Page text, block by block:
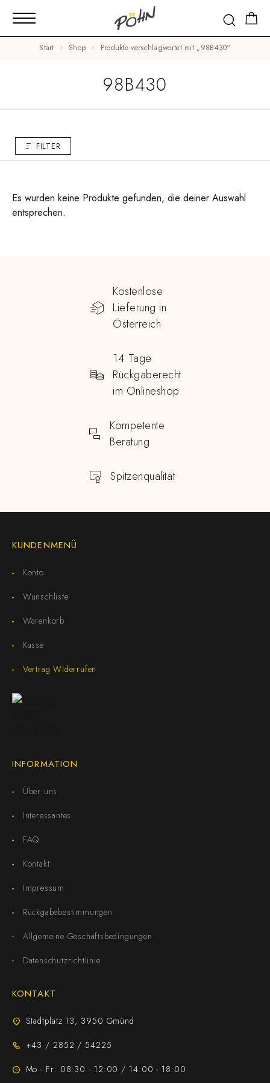
Start Shop Produkte verschlagwortet mit „98B430“
98B430
FILTER
Es wurden keine Produkte gefunden, die deiner Auswahl
entsprechen.
Kostenlose
Lieferung in
Österreich
14 Tage
Rückgaberecht
im Onlineshop
Kompetente
Beratung
Spitzenqualität
KUNDENMENÜ
Konto
Wunschliste
Warenkorb
Kasse
Vertrag Widerrufen
INFORMATION
Über uns
Interessantes
FAQ
Kontakt
Impressum
Rückgabebestimmungen
Allgemeine Geschäftsbedingungen
Datenschutzrichtlinie
KONTAKT
Stadtplatz 13, 3950 Gmünd
+43 / 2852 / 54225
Mo - Fr: 08:30 - 12:00 / 14:00 - 18:00